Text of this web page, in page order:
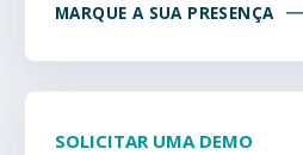
MARQUE A SUA PRESENÇA
SOLICITAR UMA DEMO